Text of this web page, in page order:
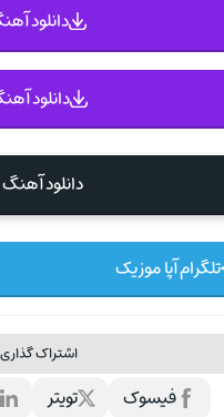
دانلود
دانلود
دانلود
تلگرام آپا موزیک
اشتراک
تویتر فیسوک